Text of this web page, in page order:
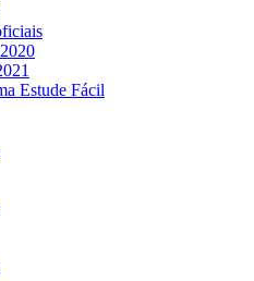
Estude Fácil